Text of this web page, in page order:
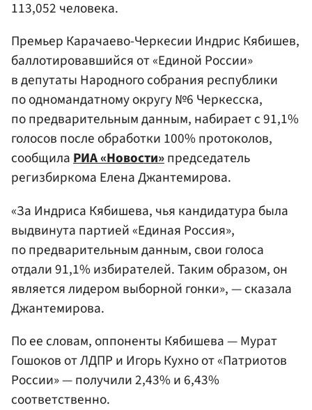
113,052 человека.
Премьер Карачаево-Черкесии Индрис Кябишев,
баллотировавшийся от «Единой России»
в депутаты Народного собрания республики
по одномандатному округу №6 Черкесска,
по предварительным данным, набирает с 91,1%
голосов после обработки 100% протоколов,
сообщилаРИА «Новости»председатель
регизбиркома Елена Джантемирова.
«За Индриса Кябишева, чья кандидатура была
выдвинута партией «Единая Россия»,
по предварительным данным, свои голоса
отдали 91,1% избирателей. Таким образом, он
является лидером выборной гонки», — сказала
Джантемирова.
По ее словам, оппоненты Кябишева — Мурат
Гошоков от ЛДПР и Игорь Кухно от «Патриотов
России» — получили 2,43% и 6,43%
соответственно.